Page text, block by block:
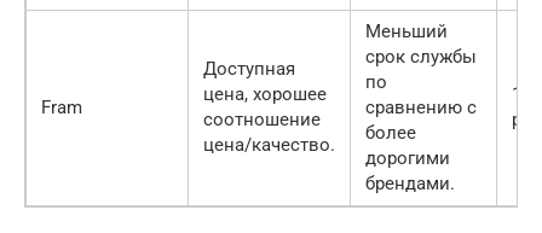
Fram
Доступная
цена, хорошее
соотношение
цена/качество.
Меньший
срок службы
по
сравнению с
более
дорогими
брендами.